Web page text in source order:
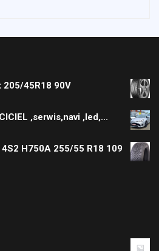
205/45R18 90V
,serwis,navi ,led,...
H750A 255/55 R18 109